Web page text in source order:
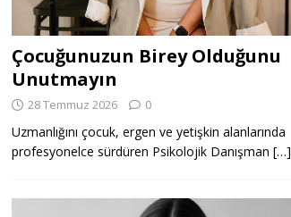
Çocuğunuzun Birey Olduğunu
Unutmayın
28 Temmuz 2026 0
Uzmanlığını çocuk, ergen ve yetişkin alanlarında
profesyonelce sürdüren Psikolojik Danışman […]